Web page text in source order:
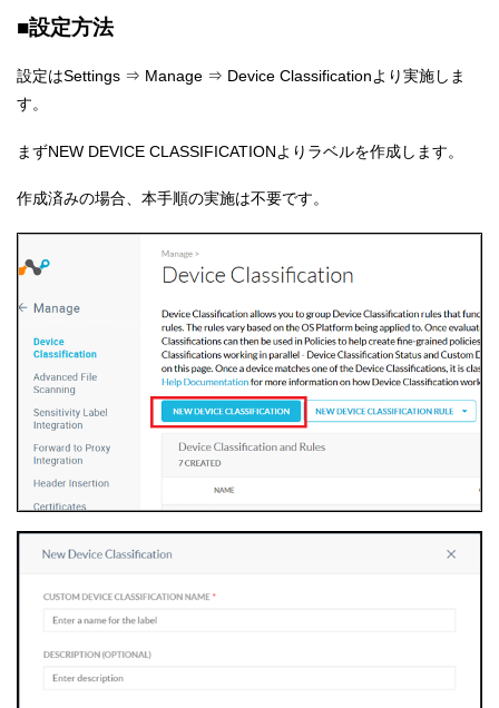
■設定方法
設定はSettings ⇒ Manage ⇒ Device Classificationより実施しま
す。
まずNEW DEVICE CLASSIFICATIONよりラベルを作成します。
作成済みの場合、本手順の実施は不要です。